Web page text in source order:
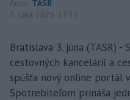
Autor TASR
3. júna 2026 13:32
Bratislava 3. júna (TASR) -
cestovných kancelárií a
spúšťa nový online portál
Spotrebiteľom prináša